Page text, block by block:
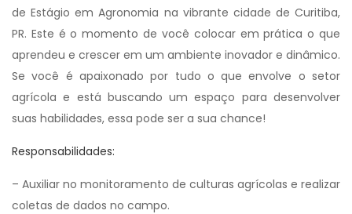
de Estágio em Agronomia na vibrante cidade de Curitiba,
PR. Este é o momento de você colocar em prática o que
aprendeu e crescer em um ambiente inovador e dinâmico.
Se você é apaixonado por tudo o que envolve o setor
agrícola e está buscando um espaço para desenvolver
suas habilidades, essa pode ser a sua chance!
Responsabilidades:
– Auxiliar no monitoramento de culturas agrícolas e realizar
coletas de dados no campo.